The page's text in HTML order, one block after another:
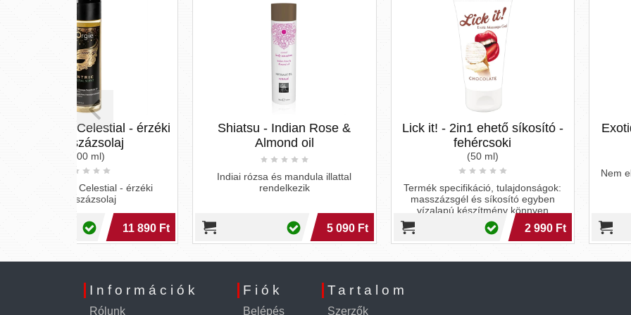
Shiatsu - Indian Rose &
Indiai rózsa és mandula illattal
Lick it! - 2in1 ehető síkosító -
Termék specifikáció, tulajdonságok:
masszázsgél és síkosító egyben
vízalapú készítmény könnyen
lemosható, nem
Exotiq - illatos
Nem ehető, hidratáló, tápláló,
masszázsolaj
Információk
Rólunk
Fiók
Belépés
Tartalom
Szerzők